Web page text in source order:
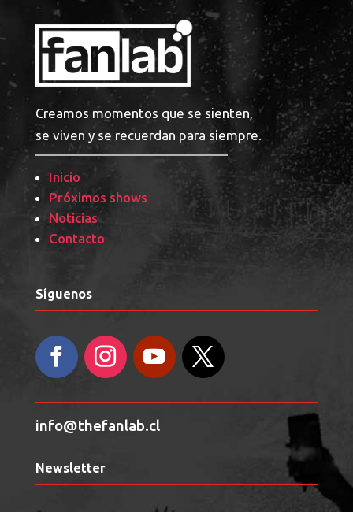
Creamos momentos que se sienten,
se viven y se recuerdan para siempre.
Inicio
Próximos shows
Noticias
Contacto
Síguenos
info@thefanlab.cl
Newsletter